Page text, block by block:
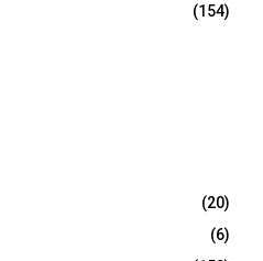
(154)
(20)
(6)